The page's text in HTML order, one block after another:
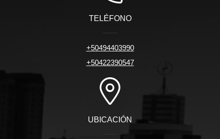
TELÉFONO
+50494403990
+50422390547
UBICACIÓN